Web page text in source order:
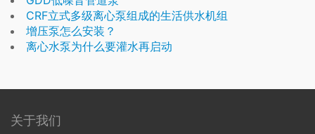
CRF立式多级离心泵组成的生活供水机组
增压泵怎么安装？
离心水泵为什么要灌水再启动
关于我们